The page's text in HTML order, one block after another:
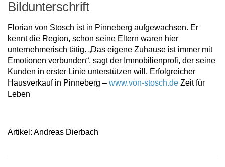
Bildunterschrift
Florian von Stosch ist in Pinneberg aufgewachsen. Er
kennt die Region, schon seine Eltern waren hier
unternehmerisch tätig. „Das eigene Zuhause ist immer mit
Emotionen verbunden“, sagt der Immobilienprofi, der seine
Kunden in erster Linie unterstützen will. Erfolgreicher
Hausverkauf in Pinneberg – www.von-stosch.de Zeit für
Leben
Artikel: Andreas Dierbach